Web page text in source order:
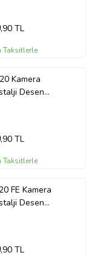
2018, Samsung
12T Pro, Redmi 7A
,90 TL
Taksitlerle
,90 TL
Taksitlerle
Desen
,90 TL